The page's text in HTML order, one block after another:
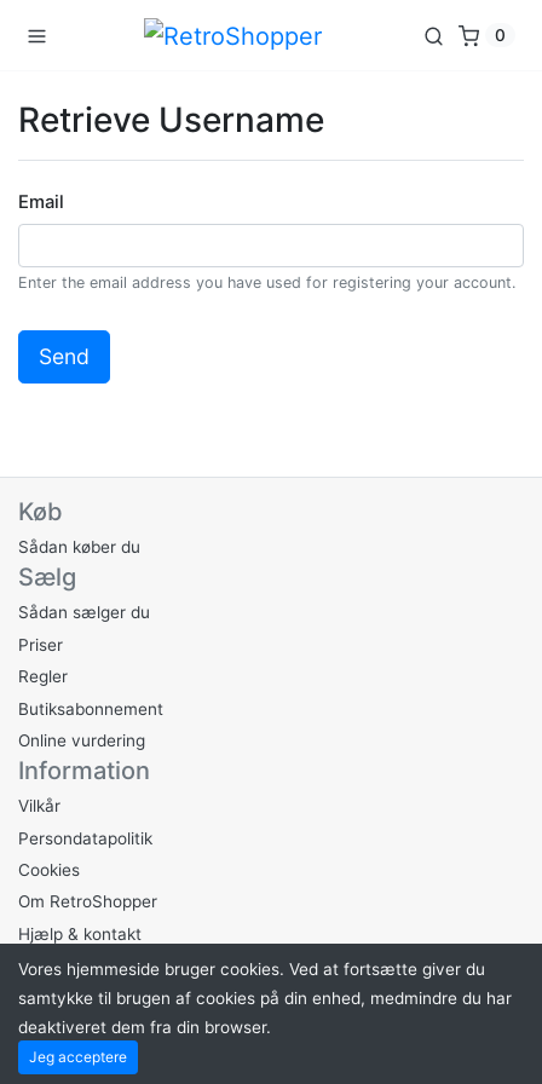
0
Retrieve Username
Email
Enter the email address you have used for registering your account.
Køb
Sådan køber du
Sælg
Sådan sælger du
Priser
Regler
Butiksabonnement
Online vurdering
Information
Vilkår
Persondatapolitik
Cookies
Om RetroShopper
Hjælp & kontakt
Drevet afBY JOHNSEN
Vores hjemmeside bruger cookies. Ved at fortsætte giver du
samtykke til brugen af ​​cookies på din enhed, medmindre du har
deaktiveret dem fra din browser.
Jeg acceptere